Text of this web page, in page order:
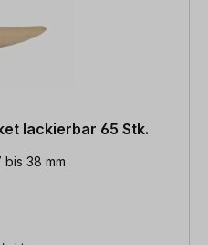
lackierbar 65 Stk.
bis 38 mm